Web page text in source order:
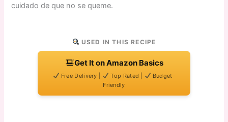
cuidado de que no se queme.
USED IN THIS RECIPE
Get It on Amazon Basics
Free Delivery | Top Rated |
Budget-
Friendly